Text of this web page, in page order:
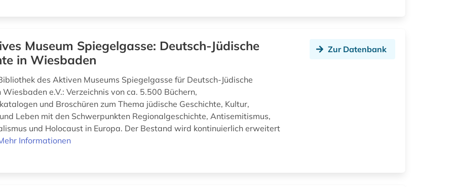
Museum Spiegelgasse: Deutsch-Jüdische
in Wiesbaden
des Aktiven Museums Spiegelgasse für Deutsch-Jüdische
Wiesbaden e.V.: Verzeichnis von ca. 5.500 Büchern,
und Broschüren zum Thema jüdische Geschichte, Kultur,
Leben mit den Schwerpunkten Regionalgeschichte, Antisemitismus,
und Holocaust in Europa. Der Bestand wird kontinuierlich erweitert
Informationen
Zur Datenbank